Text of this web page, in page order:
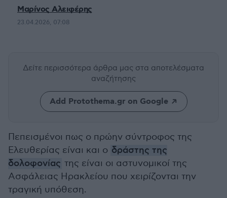
Μαρίνος Αλειφέρης
23.04.2026, 07:08
Δείτε περισσότερα άρθρα μας στα αποτελέσματα
αναζήτησης
Add Protothema.gr on Google
Πεπεισμένοι πως ο πρώην σύντροφος της
Ελευθερίας είναι και ο δράστης της
δολοφονίας της είναι οι αστυνομικοί της
Ασφάλειας Ηρακλείου που χειρίζονται την
τραγική υπόθεση.